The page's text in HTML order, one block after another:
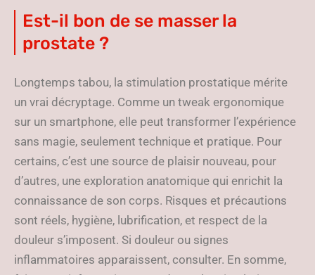
Est-il bon de se masser la
prostate ?
Longtemps tabou, la stimulation prostatique mérite
un vrai décryptage. Comme un tweak ergonomique
sur un smartphone, elle peut transformer l’expérience
sans magie, seulement technique et pratique. Pour
certains, c’est une source de plaisir nouveau, pour
d’autres, une exploration anatomique qui enrichit la
connaissance de son corps. Risques et précautions
sont réels, hygiène, lubrification, et respect de la
douleur s’imposent. Si douleur ou signes
inflammatoires apparaissent, consulter. En somme,